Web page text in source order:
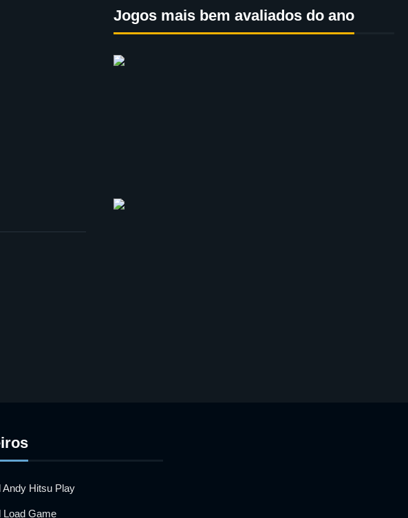
Jogos mais bem avaliados do ano
Andy Hitsu Play
Load Game